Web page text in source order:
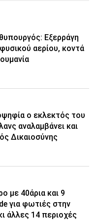
Εξερράγη
αερίου, κοντά
ο εκλεκτός του
αναλαμβάνει και
Δικαιοσύνης
με 40άρια και 9
για φωτιές στην
άλλες 14 περιοχές